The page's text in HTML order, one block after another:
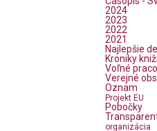
2024
2023
2022
2021
Najlepšie
Kroniky
Voľné
Verejné
Oznam
Projekt EU
Pobočky
organizácia